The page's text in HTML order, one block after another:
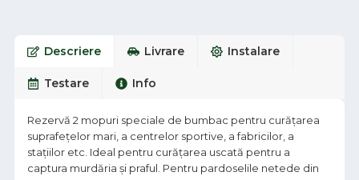
Descriere Livrare Instalare
Testare Info
Rezervă 2 mopuri speciale de bumbac pentru curățarea
suprafețelor mari, a centrelor sportive, a fabricilor, a
stațiilor etc. Ideal pentru curățarea uscată pentru a
captura murdăria și praful. Pentru pardoselile netede din